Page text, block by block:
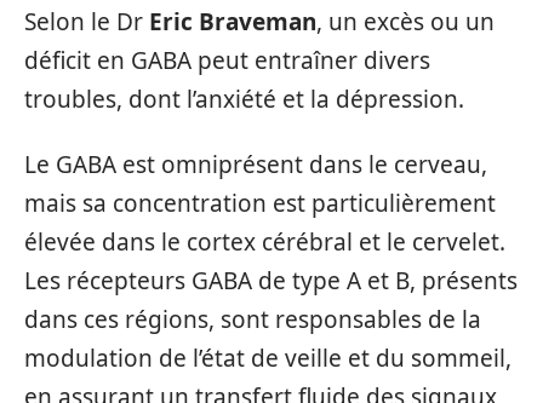
Selon le Dr Eric Braveman, un excès ou un
déficit en GABA peut entraîner divers
troubles, dont l’anxiété et la dépression.
Le GABA est omniprésent dans le cerveau,
mais sa concentration est particulièrement
élevée dans le cortex cérébral et le cervelet.
Les récepteurs GABA de type A et B, présents
dans ces régions, sont responsables de la
modulation de l’état de veille et du sommeil,